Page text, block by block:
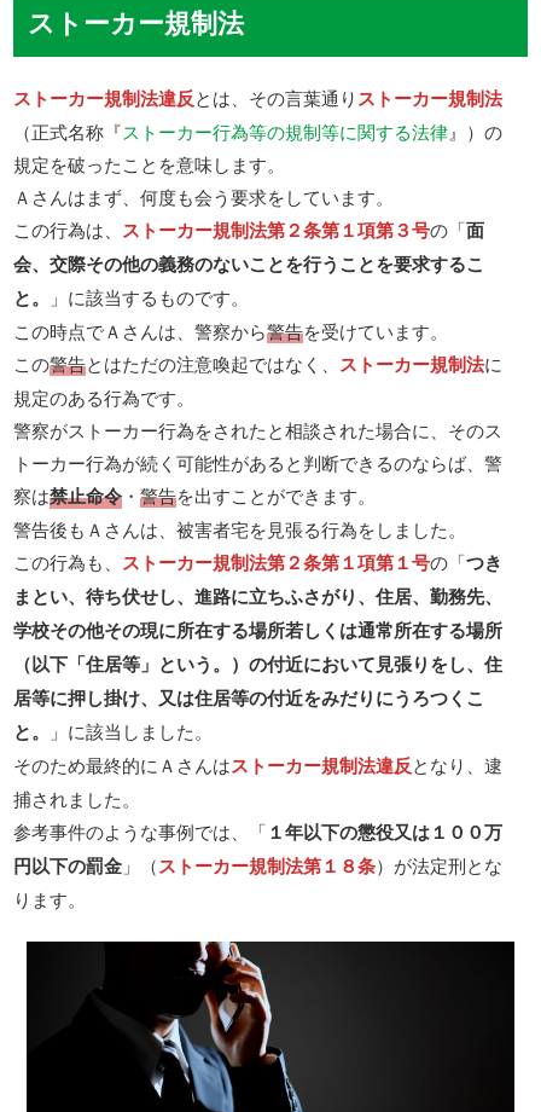
ストーカー規制法
ストーカー規制法違反とは、その言葉通りストーカー規制法
（正式名称『ストーカー行為等の規制等に関する法律』）の
規定を破ったことを意味します。
Ａさんはまず、何度も会う要求をしています。
この行為は、 ストーカー規制法第２条第１項第３号の「面
会、交際その他の義務のないことを行うことを要求するこ
と。
」に該当するものです。
この時点でＡさんは、警察から警告を受けています。
この警告とはただの注意喚起ではなく、 ストーカー規制法に
規定のある行為です。
警察がストーカー行為をされたと相談された場合に、そのス
トーカー行為が続く可能性があると判断できるのならば、警
察は禁止命令 ・警告を出すことができます。
警告後もＡさんは、被害者宅を見張る行為をしました。
この行為も、 ストーカー規制法第２条第１項第１号の「つき
まとい、待ち伏せし、進路に立ちふさがり、住居、勤務先、
学校その他その現に所在する場所若しくは通常所在する場所
（以下「住居等」という。）の付近において見張りをし、住
居等に押し掛け、又は住居等の付近をみだりにうろつくこ
と。
」に該当しました。
そのため最終的にＡさんはストーカー規制法違反となり、逮
捕されました。
参考事件のような事例では、「 １年以下の懲役又は１００万
円以下の罰金 」（ストーカー規制法第１８条）が法定刑とな
ります。